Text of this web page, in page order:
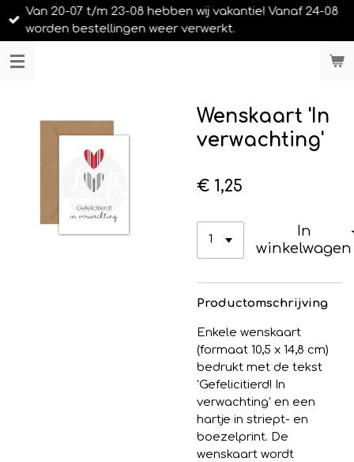
Ga
direct
de
Van 20-07 t/m 23-08 hebben wij vakantie! Vanaf 24-08
worden bestellingen weer verwerkt.
Wenskaart 'In
verwachting'
€ 1,25
In
winkelwagen
Productomschrijving
Enkele wenskaart
(formaat 10,5 x 14,8 cm)
bedrukt met de tekst
'Gefelicitierd! In
verwachting' en een
hartje in striept- en
boezelprint. De
wenskaart wordt